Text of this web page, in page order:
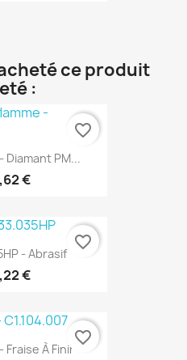
ce produit
:
Diamant PM...
€
favorite_border
- Abrasif
€
favorite_border
Fraise À Finir
favorite_border